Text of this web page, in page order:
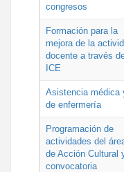
congresos
Formación para la
mejora de la
docente a través
ICE
Asistencia médica
de enfermería
Programación de
actividades del
de Acción Cultural
convocatoria